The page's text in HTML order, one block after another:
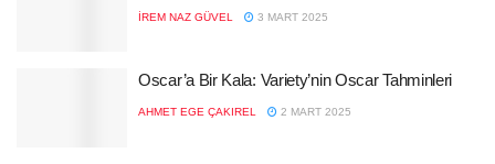
İREM NAZ GÜVEL 3 MART 2025
Oscar’a Bir Kala: Variety’nin Oscar Tahminleri
AHMET EGE ÇAKIREL 2 MART 2025